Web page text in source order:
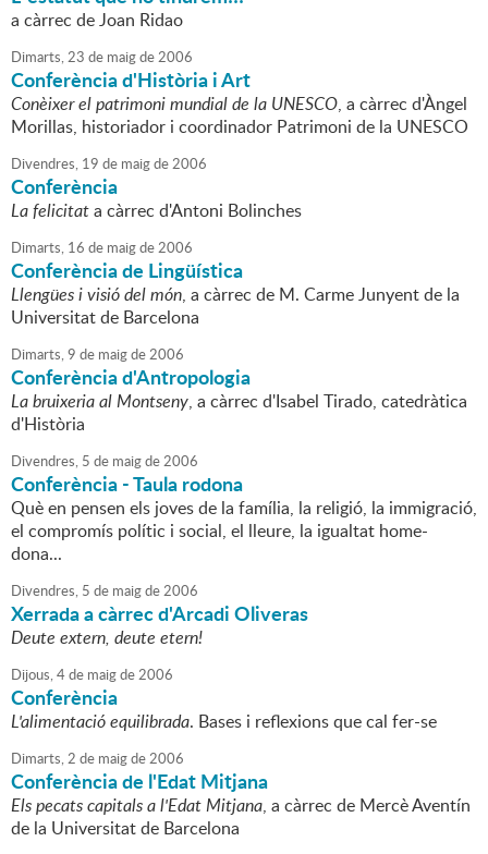
a càrrec de Joan Ridao
Dimarts,23 de maigde2006
Conferència d'Història i Art
Conèixer el patrimoni mundial de la UNESCO, a càrrec d'Àngel
Morillas, historiador i coordinador Patrimoni de la UNESCO
Divendres, 19 de maigde2006
Conferència
La felicitata càrrec d'Antoni Bolinches
Dimarts, 16 de maigde2006
Conferència de Lingüística
Llengües i visió del món, a càrrec de M. Carme Junyent de la
Universitat de Barcelona
Dimarts,9 de maigde2006
Conferència d'Antropologia
La bruixeria al Montseny, a càrrec d'Isabel Tirado, catedràtica
d'Història
Divendres, 5 de maigde2006
Conferència - Taula rodona
Què en pensen els joves de la família, la religió, la immigració,
el compromís polític i social, el lleure, la igualtat home-
dona...
Divendres, 5 de maigde2006
Xerrada a càrrec d'Arcadi Oliveras
Deute extern, deute etern!
Dijous,4de maigde2006
Conferència
L'alimentació equilibrada. Bases i reflexions que cal fer-se
Dimarts,2 de maigde2006
Conferència de l'Edat Mitjana
Els pecats capitals a l'Edat Mitjana, a càrrec de Mercè Aventín
de la Universitat de Barcelona